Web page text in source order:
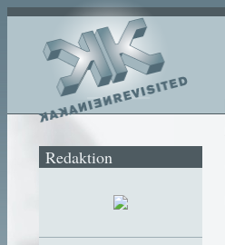
Redaktion